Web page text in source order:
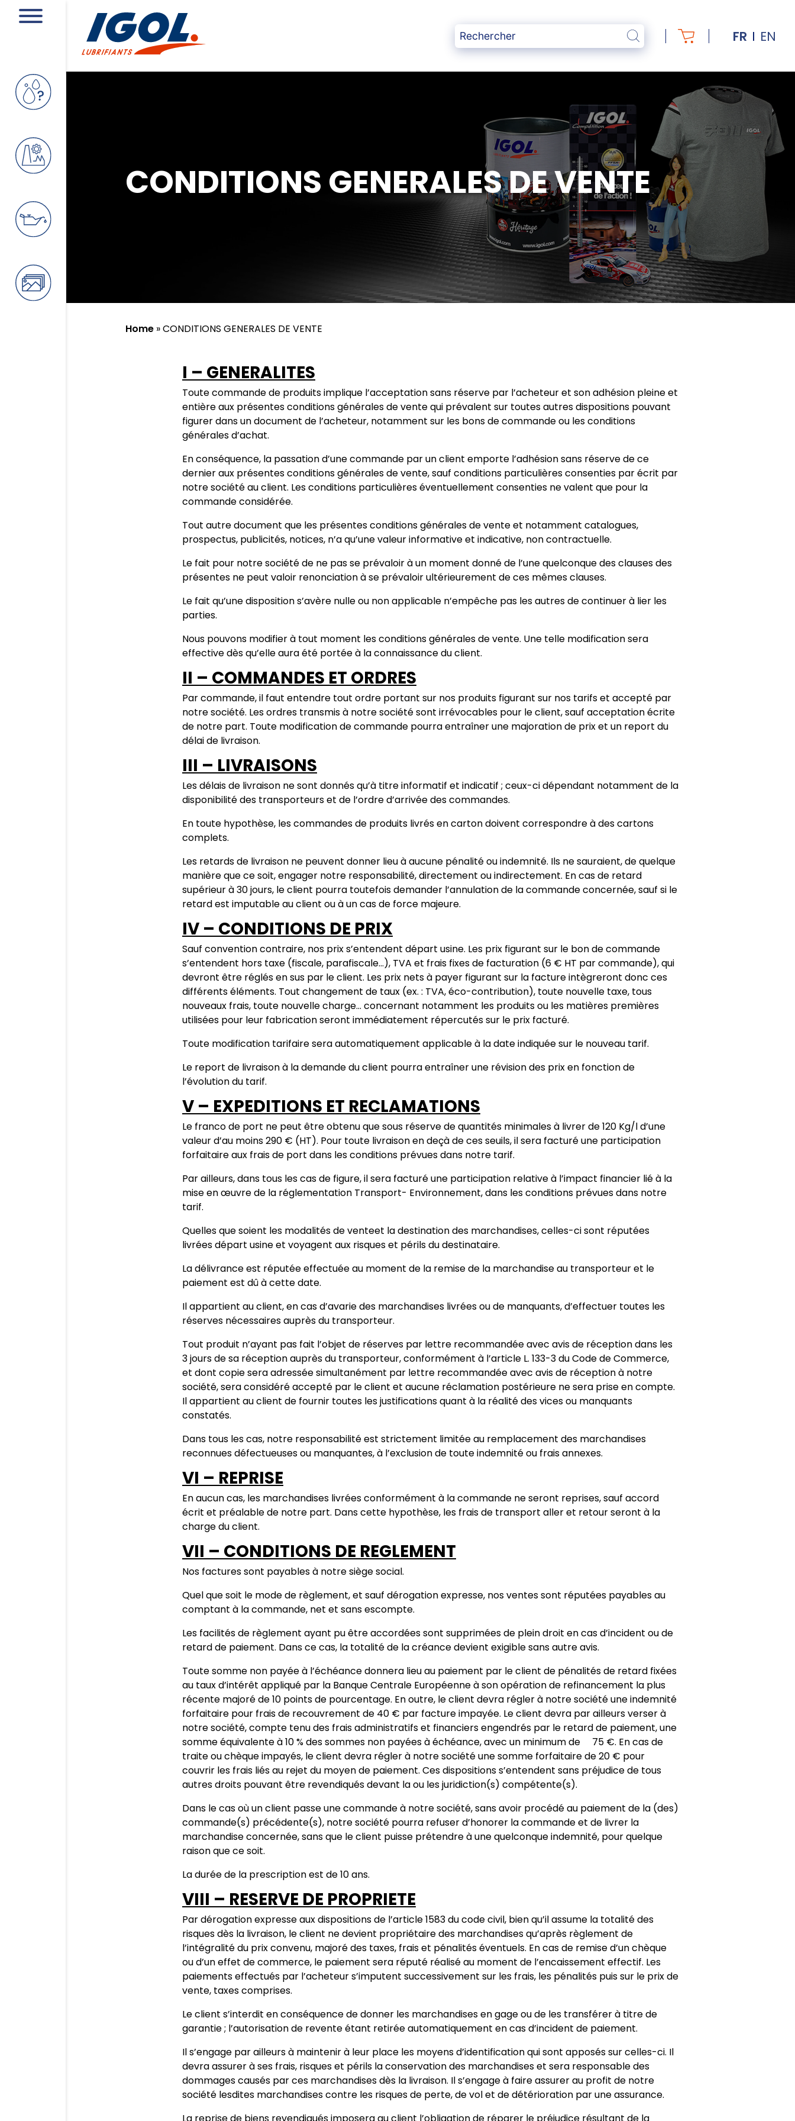
FR EN
CONDITIONS GENERALES DE VENTE
Home »CONDITIONS GENERALES DE VENTE
I – GENERALITES
Toute commande de produits implique l’acceptation sans réserve par l’acheteur et son adhésion pleine et
entière aux présentes conditions générales de vente qui prévalent sur toutes autres dispositions pouvant
figurer dans un document de l’acheteur, notamment sur les bons de commande ou les conditions
générales d’achat.
En conséquence, la passation d’une commande par un client emporte l’adhésion sans réserve de ce
dernier aux présentes conditions générales de vente, sauf conditions particulières consenties par écrit par
notre société au client. Les conditions particulières éventuellement consenties ne valent que pour la
commande considérée.
Tout autre document que les présentes conditions générales de vente et notamment catalogues,
prospectus, publicités, notices, n’a qu’une valeur informative et indicative, non contractuelle.
Le fait pour notre société de ne pas se prévaloir à un moment donné de l’une quelconque des clauses des
présentes ne peut valoir renonciation à se prévaloir ultérieurement de ces mêmes clauses.
Le fait qu’une disposition s’avère nulle ou non applicable n’empêche pas les autres de continuer à lier les
parties.
Nous pouvons modifier à tout moment les conditions générales de vente. Une telle modification sera
effective dès qu’elle aura été portée à la connaissance du client.
II – COMMANDES ET ORDRES
Par commande, il faut entendre tout ordre portant sur nos produits figurant sur nos tarifs et accepté par
notre société. Les ordres transmis à notre société sont irrévocables pour le client, sauf acceptation écrite
de notre part. Toute modification de commande pourra entraîner une majoration de prix et un report du
délai de livraison.
III – LIVRAISONS
Les délais de livraison ne sont donnés qu’à titre informatif et indicatif ; ceux-ci dépendant notamment de la
disponibilité des transporteurs et de l’ordre d’arrivée des commandes.
En toute hypothèse, les commandes de produits livrés en carton doivent correspondre à des cartons
complets.
Les retards de livraison ne peuvent donner lieu à aucune pénalité ou indemnité. Ils ne sauraient, de quelque
manière que ce soit, engager notre responsabilité, directement ou indirectement. En cas de retard
supérieur à 30 jours, le client pourra toutefois demander l’annulation de la commande concernée, sauf si le
retard est imputable au client ou à un cas de force majeure.
IV – CONDITIONS DE PRIX
Sauf convention contraire, nos prix s’entendent départ usine. Les prix figurant sur le bon de commande
s’entendent hors taxe (fiscale, parafiscale…), TVA et frais fixes de facturation (6 € HT par commande), qui
devront être réglés en sus par le client. Les prix nets à payer figurant sur la facture intègreront donc ces
différents éléments. Tout changement de taux (ex. : TVA, éco-contribution), toute nouvelle taxe, tous
nouveaux frais, toute nouvelle charge… concernant notamment les produits ou les matières premières
utilisées pour leur fabrication seront immédiatement répercutés sur le prix facturé.
Toute modification tarifaire sera automatiquement applicable à la date indiquée sur le nouveau tarif.
Le report de livraison à la demande du client pourra entraîner une révision des prix en fonction de
l’évolution du tarif.
V – EXPEDITIONS ET RECLAMATIONS
Le franco de port ne peut être obtenu que sous réserve de quantités minimales à livrer de 120 Kg/l d’une
valeur d’au moins 290 € (HT). Pour toute livraison en deçà de ces seuils, il sera facturé une participation
forfaitaire aux frais de port dans les conditions prévues dans notre tarif.
Par ailleurs, dans tous les cas de figure, il sera facturé une participation relative à l’impact financier lié à la
mise en œuvre de la réglementation Transport- Environnement, dans les conditions prévues dans notre
tarif.
Quelles que soient les modalités de venteet la destination des marchandises, celles-ci sont réputées
livrées départ usine et voyagent aux risques et périls du destinataire.
La délivrance est réputée effectuée au moment de la remise de la marchandise au transporteur et le
paiement est dû à cette date.
Il appartient au client, en cas d’avarie des marchandises livrées ou de manquants, d’effectuer toutes les
réserves nécessaires auprès du transporteur.
Tout produit n’ayant pas fait l’objet de réserves par lettre recommandée avec avis de réception dans les
3 jours de sa réception auprès du transporteur, conformément à l’article L. 133-3 du Code de Commerce,
et dont copie sera adressée simultanément par lettre recommandée avec avis de réception à notre
société, sera considéré accepté par le client et aucune réclamation postérieure ne sera prise en compte.
Il appartient au client de fournir toutes les justifications quant à la réalité des vices ou manquants
constatés.
Dans tous les cas, notre responsabilité est strictement limitée au remplacement des marchandises
reconnues défectueuses ou manquantes, à l’exclusion de toute indemnité ou frais annexes.
VI – REPRISE
En aucun cas, les marchandises livrées conformément à la commande ne seront reprises, sauf accord
écrit et préalable de notre part. Dans cette hypothèse, les frais de transport aller et retour seront à la
charge du client.
VII – CONDITIONS DE REGLEMENT
Nos factures sont payables à notre siège social.
Quel que soit le mode de règlement, et sauf dérogation expresse, nos ventes sont réputées payables au
comptant à la commande, net et sans escompte.
Les facilités de règlement ayant pu être accordées sont supprimées de plein droit en cas d’incident ou de
retard de paiement. Dans ce cas, la totalité de la créance devient exigible sans autre avis.
Toute somme non payée à l’échéance donnera lieu au paiement par le client de pénalités de retard fixées
au taux d’intérêt appliqué par la Banque Centrale Européenne à son opération de refinancement la plus
récente majoré de 10 points de pourcentage. En outre, le client devra régler à notre société une indemnité
forfaitaire pour frais de recouvrement de 40 € par facture impayée. Le client devra par ailleurs verser à
notre société, compte tenu des frais administratifs et financiers engendrés par le retard de paiement, une
somme équivalente à 10 % des sommes non payées à échéance, avec un minimum de 75 €. En cas de
traite ou chèque impayés, le client devra régler à notre société une somme forfaitaire de 20 € pour
couvrir les frais liés au rejet du moyen de paiement. Ces dispositions s’entendent sans préjudice de tous
autres droits pouvant être revendiqués devant la ou les juridiction(s) compétente(s).
Dans le cas où un client passe une commande à notre société, sans avoir procédé au paiement de la (des)
commande(s) précédente(s), notre société pourra refuser d’honorer la commande et de livrer la
marchandise concernée, sans que le client puisse prétendre à une quelconque indemnité, pour quelque
raison que ce soit.
La durée de la prescription est de 10 ans.
VIII – RESERVE DE PROPRIETE
Par dérogation expresse aux dispositions de l’article 1583 du code civil, bien qu’il assume la totalité des
risques dès la livraison, le client ne devient propriétaire des marchandises qu’après règlement de
l’intégralité du prix convenu, majoré des taxes, frais et pénalités éventuels. En cas de remise d’un chèque
ou d’un effet de commerce, le paiement sera réputé réalisé au moment de l’encaissement effectif. Les
paiements effectués par l’acheteur s’imputent successivement sur les frais, les pénalités puis sur le prix de
vente, taxes comprises.
Le client s’interdit en conséquence de donner les marchandises en gage ou de les transférer à titre de
garantie ; l’autorisation de revente étant retirée automatiquement en cas d’incident de paiement.
Il s’engage par ailleurs à maintenir à leur place les moyens d’identification qui sont apposés sur celles-ci. Il
devra assurer à ses frais, risques et périls la conservation des marchandises et sera responsable des
dommages causés par ces marchandises dès la livraison. Il s’engage à faire assurer au profit de notre
société lesdites marchandises contre les risques de perte, de vol et de détérioration par une assurance.